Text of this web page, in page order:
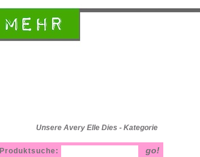
Unsere Avery Elle Dies - Kategorie
Produktsuche: